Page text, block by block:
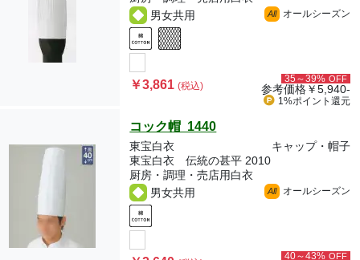
男女共用
All オールシーズン
￥3,861(税込)
35～39% OFF
参考価格￥5,940-
1%ポイント 還元
コック帽 1440
東宝白衣
キャップ・帽子
東宝白衣 伝統の甚平 2010
厨房・調理・売店用白衣
男女共用
All オールシーズン
40～43% OFF